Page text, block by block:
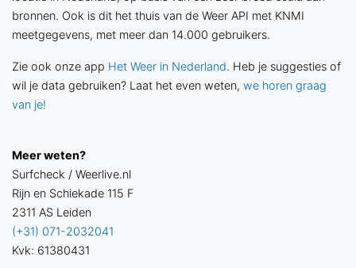
bronnen. Ook is dit het thuis van de Weer API met KNMI
meetgegevens, met meer dan 14.000 gebruikers.
Zie ook onze app Het Weer in Nederland. Heb je suggesties of
wil je data gebruiken? Laat het even weten, we horen graag
van je!
Meer weten?
Surfcheck / Weerlive.nl
Rijn en Schiekade 115 F
2311 AS Leiden
(+31) 071-2032041
Kvk: 61380431